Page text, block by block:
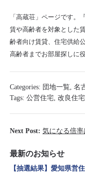
「高蔵荘」ページです。
賃や高齢者を対象とした
齢者向け賃貸、住宅供給
高齢者までお部屋探しに
Categories: 団地一覧, 名
Tags: 公営住宅, 改良住
Next Post: 気になる倍
最新のお知らせ
【抽選結果】愛知県営